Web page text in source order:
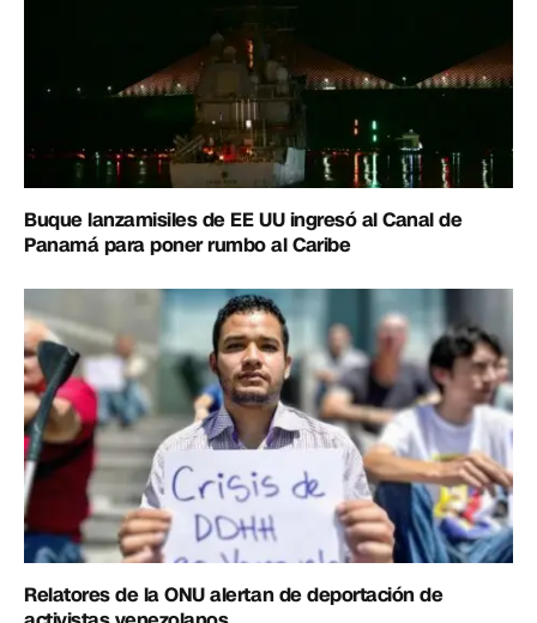
Buque lanzamisiles de EE UU ingresó al Canal de
Panamá para poner rumbo al Caribe
Relatores de la ONU alertan de deportación de